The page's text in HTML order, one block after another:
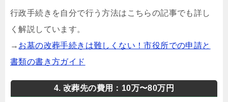
行政手続きを自分で行う方法はこちらの記事でも詳し
く解説しています。
→ お墓の改葬手続きは難しくない！市役所での申請と
書類の書き方ガイド
4. 改葬先の費用：10万〜80万円